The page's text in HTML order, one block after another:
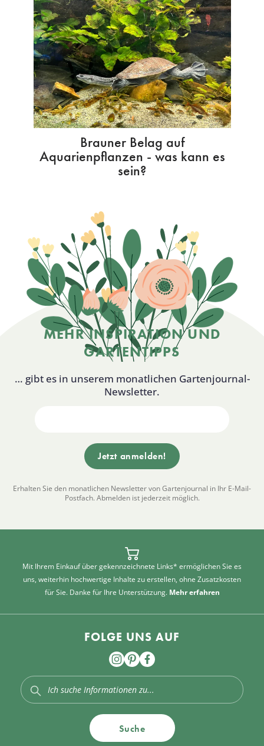
Brauner Belag auf
Aquarienpflanzen - was kann es
sein?
MEHR INSPIRATION UND
GARTENTIPPS
… gibt es in unserem monatlichen Gartenjournal-
Newsletter.
Erhalten Sie den monatlichen Newsletter von Gartenjournal in Ihr E-Mail-
Postfach. Abmelden ist jederzeit möglich.
Mit Ihrem Einkauf über gekennzeichnete Links* ermöglichen Sie es
uns, weiterhin hochwertige Inhalte zu erstellen, ohne Zusatzkosten
für Sie. Danke für Ihre Unterstützung. Mehr erfahren
FOLGE UNS AUF
Suche